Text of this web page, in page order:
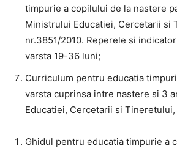
timpurie a copilului de la nastere
Ministrului Educatiei, Cercetarii si
nr.3851/2010. Reperele si
varsta 19-36 luni;
Curriculum pentru educatia
varsta cuprinsa intre nastere si 3
Educatiei, Cercetarii si Tineretului,
Ghidul pentru educatia timpurie a